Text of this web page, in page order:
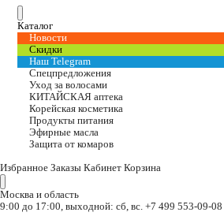
Каталог
Новости
Скидки
Наш Telegram
Спецпредложения
Уход за волосами
КИТАЙСКАЯ аптека
Корейская косметика
Продукты питания
Эфирные масла
Защита от комаров
Избранное Заказы Кабинет Корзина
Москва и область
9:00 до 17:00, выходной: сб, вс. +7 499 553-09-08